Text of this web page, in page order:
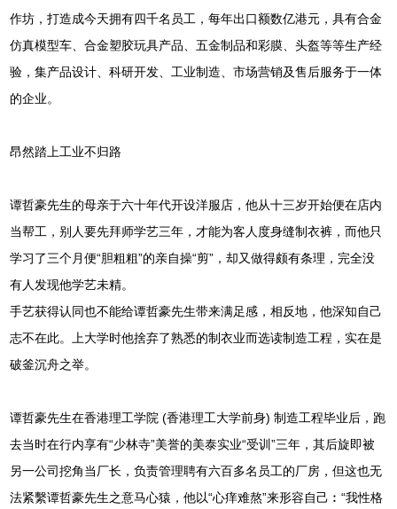
作坊，打造成今天拥有四千名员工，每年出口额数亿港元，具有合金
仿真模型车、合金塑胶玩具产品、五金制品和彩膜、头盔等等生产经
验，集产品设计、科研开发、工业制造、市场营销及售后服务于一体
的企业。
昂然踏上工业不归路
谭哲豪先生的母亲于六十年代开设洋服店，他从十三岁开始便在店内
当帮工，别人要先拜师学艺三年，才能为客人度身缝制衣裤，而他只
学习了三个月便“胆粗粗”的亲自操“剪”，却又做得颇有条理，完全没
有人发现他学艺未精。
手艺获得认同也不能给谭哲豪先生带来满足感，相反地，他深知自己
志不在此。上大学时他捨弃了熟悉的制衣业而选读制造工程，实在是
破釜沉舟之举。
谭哲豪先生在香港理工学院 (香港理工大学前身) 制造工程毕业后，跑
去当时在行内享有“少林寺”美誉的美泰实业“受训”三年，其后旋即被
另一公司挖角当厂长，负责管理聘有六百多名员工的厂房，但这也无
法紧繫谭哲豪先生之意马心猿，他以“心痒难熬”来形容自己︰“我性格